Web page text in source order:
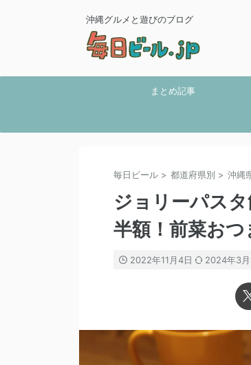
沖縄グルメと遊びのブログ
まとめ記事
毎日ビール > 都道府県別 > 沖縄
ジョリーパス
半額！前菜お
2022年11月4日 2024年3月